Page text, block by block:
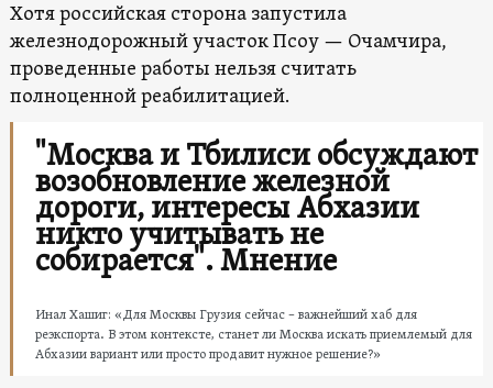
Хотя российская сторона запустила
железнодорожный участок Псоу — Очамчира,
проведенные работы нельзя считать
полноценной реабилитацией.
"Москва и Тбилиси обсуждают
возобновление железной
дороги, интересы Абхазии
никто учитывать не
собирается". Мнение
Инал Хашиг: «Для Москвы Грузия сейчас – важнейший хаб для
реэкспорта. В этом контексте, станет ли Москва искать приемлемый для
Абхазии вариант или просто продавит нужное решение?»